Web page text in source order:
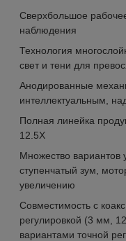
Сверхбольшое
наблюдения
Технология
свет и тени для
Анодированные
интеллектуальным,
Полная линейка
12.5X
Множество вариантов
ступенчатый зум,
увеличению
Совместимость с
регулировкой (3 мм,
вариантами точной